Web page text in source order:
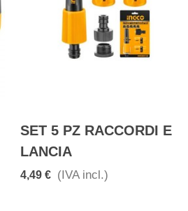
SET 5 PZ RACCORDI E
LANCIA
4,49 € (IVA incl.)